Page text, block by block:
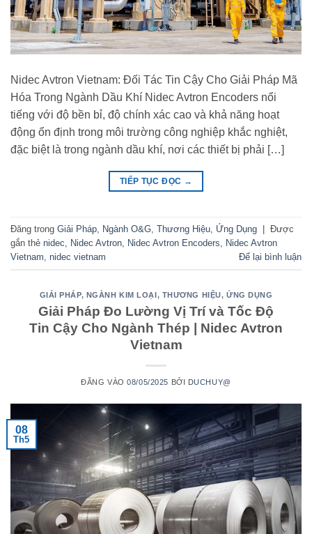
Nidec Avtron Vietnam: Đối Tác Tin Cậy Cho Giải Pháp Mã
Hóa Trong Ngành Dầu Khí Nidec Avtron Encoders nổi
tiếng với độ bền bỉ, độ chính xác cao và khả năng hoạt
động ổn định trong môi trường công nghiệp khắc nghiệt,
đặc biệt là trong ngành dầu khí, nơi các thiết bị phải […]
TIẾP TỤC ĐỌC →
Đăng trong Giải Pháp Ngành O&G Thương Hiệu Ứng Dụng | Được
gắn thẻ nidec Nidec Avtron Nidec Avtron Encoders
Nidec Avtron
Vietnam nidec vietnam Để lại bình luận
GIẢI PHÁP, NGÀNH KIM LOẠI , THƯƠNG HIỆU, ỨNG DỤNG
Giải Pháp Đo Lường Vị Trí và Tốc Độ
Tin Cậy Cho Ngành Thép | Nidec Avtron
Vietnam
ĐĂNG VÀO08/05/2025 BỞI DUCHUY@
08
Th5